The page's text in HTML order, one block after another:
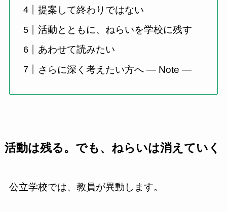
提案して終わりではない
活動とともに、ねらいを学校に残す
あわせて読みたい
さらに深く考えたい方へ ― Note ―
活動は残る。でも、ねらいは消えていく
公立学校では、教員が異動します。